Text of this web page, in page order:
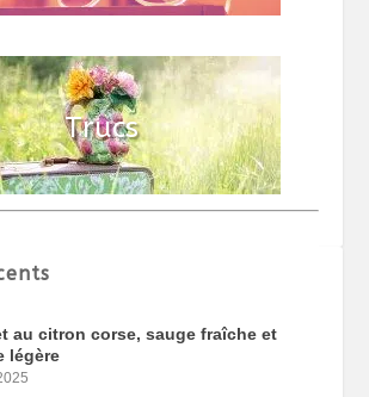
au citron corse, sauge fraîche et
légère